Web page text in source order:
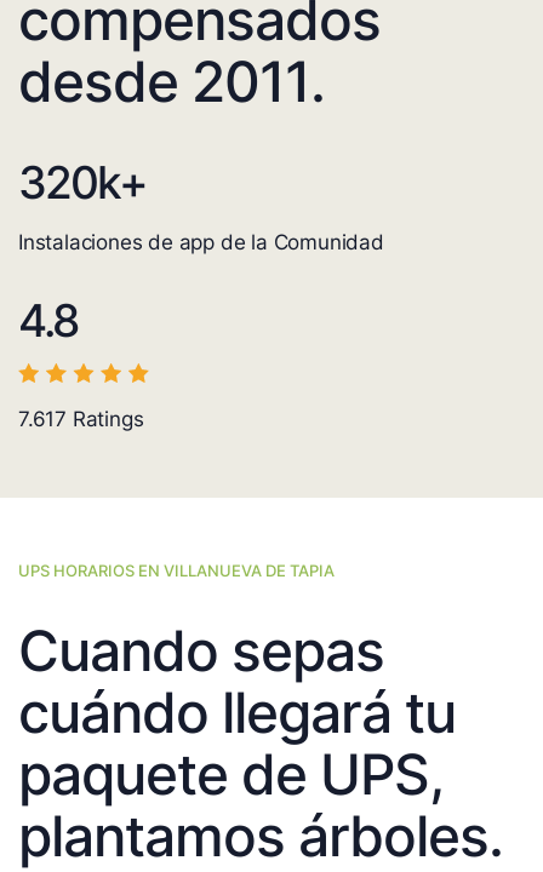
compensados
desde 2011.
320k+
Instalaciones de app de la Comunidad
4.8
7.617 Ratings
UPS HORARIOS EN VILLANUEVA DE TAPIA
Cuando sepas
cuándo llegará tu
paquete de UPS,
plantamos árboles.